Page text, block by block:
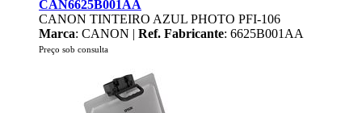
CAN6625B001AA
CANON TINTEIRO AZUL PHOTO PFI-106
Marca: CANON | Ref. Fabricante: 6625B001AA
Preço sob consulta